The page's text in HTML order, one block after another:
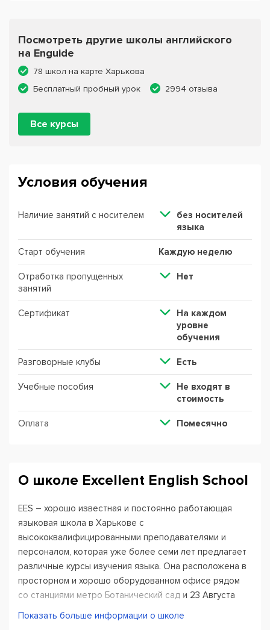
Посмотреть другие школы английского
на Enguide
78 школ на карте Харькова
Бесплатный пробный урок
2994 отзыва
Все курсы
Условия обучения
Наличие занятий с носителем
без носителей
языка
Старт обучения Каждую неделю
Отработка пропущенных
занятий
Нет
Сертификат
На каждом
уровне
обучения
Разговорные клубы Есть
Учебные пособия
Не входят в
стоимость
Оплата Помесячно
О школе Excellent English School
EES – хорошо известная и постоянно работающая
языковая школа в Харькове с
высококвалифицированными преподавателями и
персоналом, которая уже более семи лет предлагает
различные курсы изучения языка. Она расположена в
просторном и хорошо оборудованном офисе рядом
со станциями метро Ботанический сад и 23 Августа
Харькова.
Показать больше информации о школе